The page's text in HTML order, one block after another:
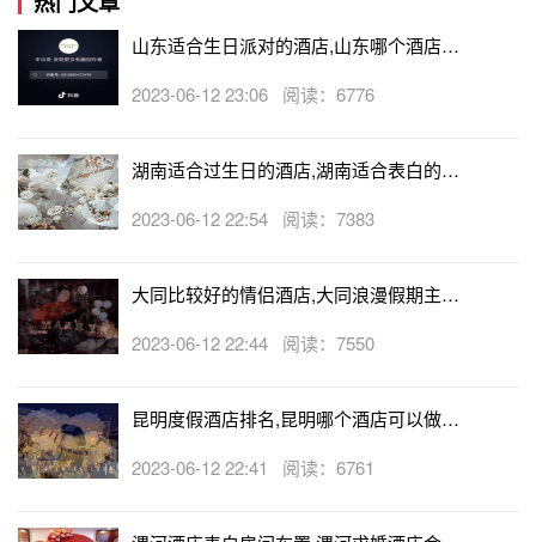
山东适合生日派对的酒店,山东哪个酒店有
2023-06-12 23:06 阅读：6776
湖南适合过生日的酒店,湖南适合表白的酒
2023-06-12 22:54 阅读：7383
大同比较好的情侣酒店,大同浪漫假期主题
2023-06-12 22:44 阅读：7550
昆明度假酒店排名,昆明哪个酒店可以做求
2023-06-12 22:41 阅读：6761